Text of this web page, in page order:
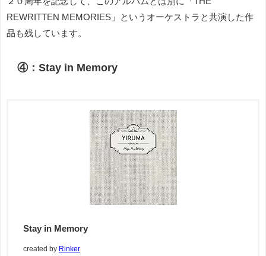
REWRITTEN MEMORIES」というオーケストラと共演した作
品も残しています。
④：Stay in Memory
Stay in Memory
created by Rinker